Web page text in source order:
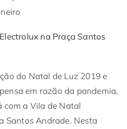
na Praça Santos
do Natal de Luz 2019 e
em razão da pandemia,
a Vila de Natal
Santos Andrade. Nesta